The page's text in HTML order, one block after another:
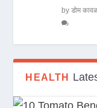
byडोम
HEALTH